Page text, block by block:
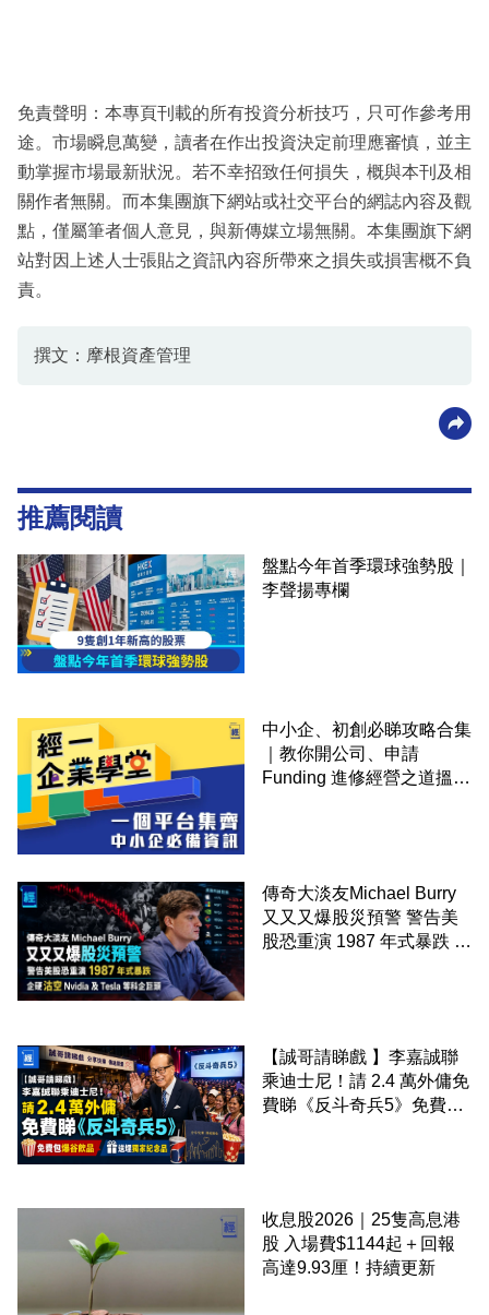
免責聲明：本專頁刊載的所有投資分析技巧，只可作參考用
途。市場瞬息萬變，讀者在作出投資決定前理應審慎，並主
動掌握市場最新狀況。若不幸招致任何損失，概與本刊及相
關作者無關。而本集團旗下網站或社交平台的網誌內容及觀
點，僅屬筆者個人意見，與新傳媒立場無關。本集團旗下網
站對因上述人士張貼之資訊內容所帶來之損失或損害概不負
責。
撰文：摩根資產管理
推薦閱讀
盤點今年首季環球強勢股｜
李聲揚專欄
中小企、初創必睇攻略合集
｜教你開公司、申請
Funding 進修經營之道搵大
傳奇大淡友Michael Burry
又又又爆股災預警 警告美
股恐重演 1987 年式暴跌 企
【誠哥請睇戲 】李嘉誠聯
乘迪士尼！請 2.4 萬外傭免
費睇《反斗奇兵5》免費包
收息股2026｜25隻高息港
股 入場費$1144起＋回報
高達9.93厘！持續更新